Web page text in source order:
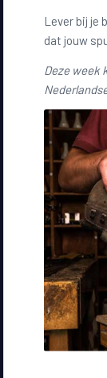
Lever bij je
dat jouw
Deze week